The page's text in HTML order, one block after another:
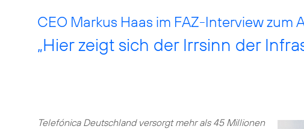
CEO Markus Haas im FAZ-Interview zum
„Hier zeigt sich der Irrsinn der
Telefónica Deutschland versorgt mehr als 45 Millionen